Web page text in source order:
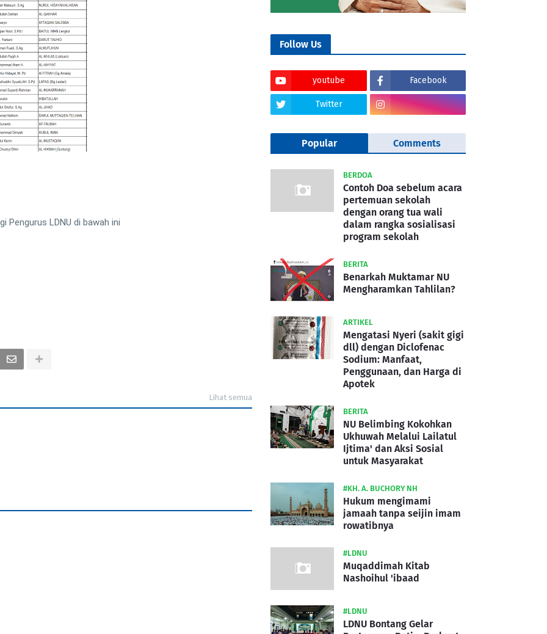
Pengurus LDNU di bawah ini
Lihat semua
Follow Us
youtube Facebook
Twitter
Popular Comments
BERDOA
Contoh Doa sebelum acara
pertemuan sekolah
dengan orang tua wali
dalam rangka sosialisasi
program sekolah
BERITA
Benarkah Muktamar NU
Mengharamkan Tahlilan?
ARTIKEL
Mengatasi Nyeri (sakit gigi
dll) dengan Diclofenac
Sodium: Manfaat,
Penggunaan, dan Harga di
Apotek
BERITA
NU Belimbing Kokohkan
Ukhuwah Melalui Lailatul
Ijtima' dan Aksi Sosial
untuk Masyarakat
#KH. A. BUCHORY NH
Hukum mengimami
jamaah tanpa seijin imam
rowatibnya
#LDNU
Muqaddimah Kitab
Nashoihul 'ibaad
#LDNU
LDNU Bontang Gelar